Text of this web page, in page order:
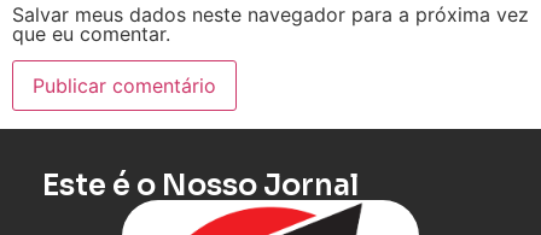
Salvar meus dados neste navegador para a próxima vez
que eu comentar.
Este é o Nosso Jornal